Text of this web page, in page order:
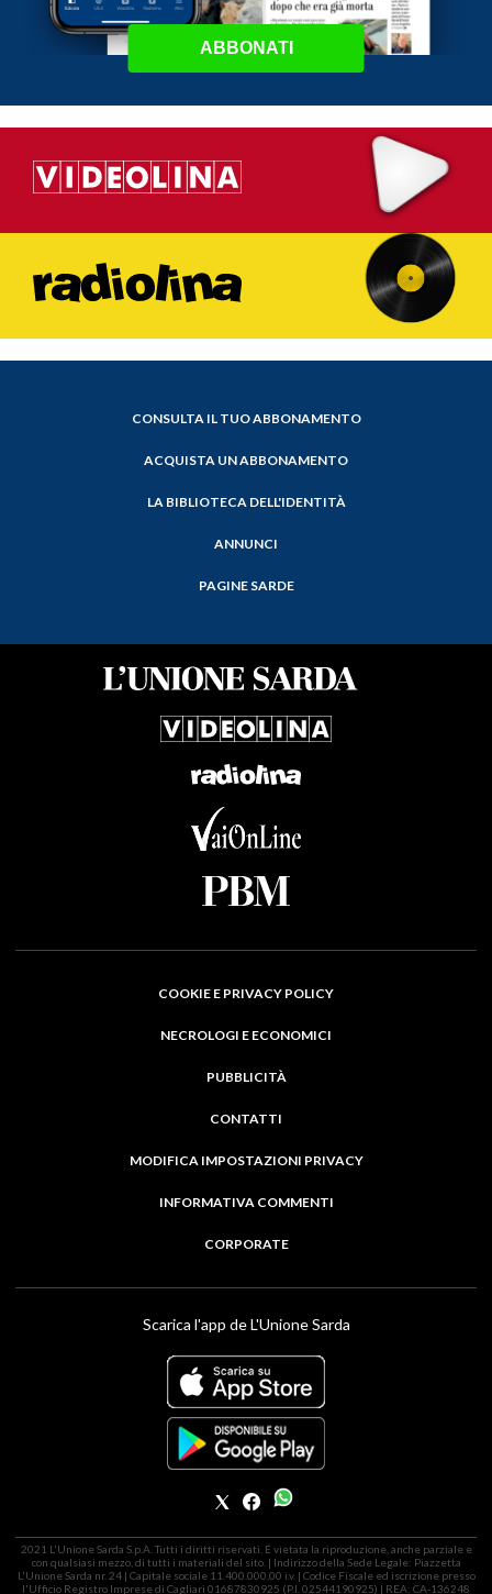
ABBONATI
CONSULTA IL TUO ABBONAMENTO
ACQUISTA UN ABBONAMENTO
LA BIBLIOTECA DELL'IDENTITÀ
ANNUNCI
PAGINE SARDE
COOKIE E PRIVACY POLICY
NECROLOGI E ECONOMICI
PUBBLICITÀ
CONTATTI
MODIFICA IMPOSTAZIONI PRIVACY
INFORMATIVA COMMENTI
CORPORATE
Scarica l'app de L'Unione Sarda
2021 L'Unione Sarda S.p.A. Tutti i diritti riservati. É vietata la riproduzione, anche parziale e
con qualsiasi mezzo, di tutti i materiali del sito. | Indirizzo della Sede Legale: Piazzetta
L'Unione Sarda nr. 24 | Capitale sociale 11.400.000,00 i.v. | Codice Fiscale ed iscrizione presso
l'Ufficio Registro Imprese di Cagliari 01687830925 (P.I. 02544190925) | REA: CA-136248